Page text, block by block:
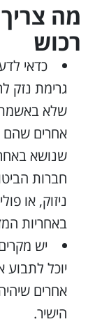
מה
רכוש
כדאי
גרימת נזק
שלא
אחרים שהם
שנושא
חברות
ניזוק, או
באחריות
יש
יוכל
אחרים
הישיר.